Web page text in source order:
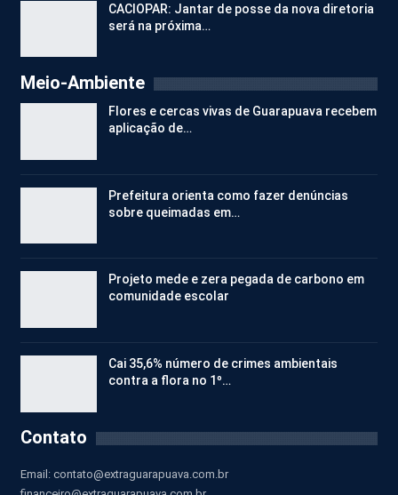
CACIOPAR: Jantar de posse da nova diretoria
será na próxima…
Meio-Ambiente
Flores e cercas vivas de Guarapuava recebem
aplicação de…
Prefeitura orienta como fazer denúncias
sobre queimadas em…
Projeto mede e zera pegada de carbono em
comunidade escolar
Cai 35,6% número de crimes ambientais
contra a flora no 1º…
Contato
Email: contato@extraguarapuava.com.br